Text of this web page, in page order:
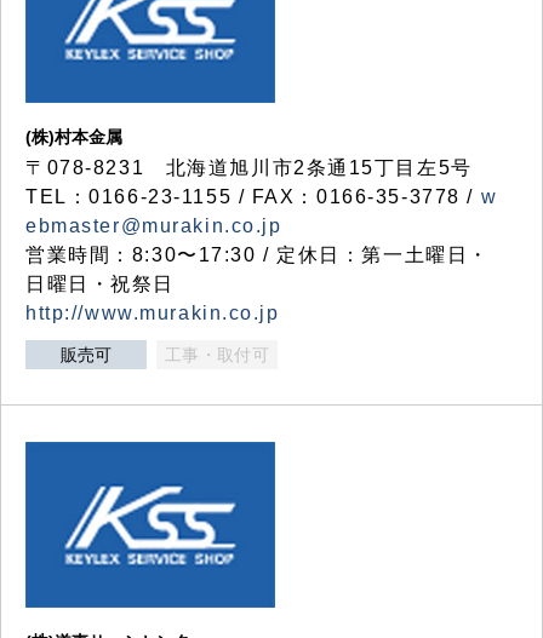
(株)村本金属
〒078-8231 北海道旭川市2条通15丁目左5号
TEL：0166-23-1155 / FAX：0166-35-3778 / w
ebmaster@murakin.co.jp
営業時間：8:30〜17:30 / 定休日：第一土曜日・
日曜日・祝祭日
http://www.murakin.co.jp
販売可 工事・取付可